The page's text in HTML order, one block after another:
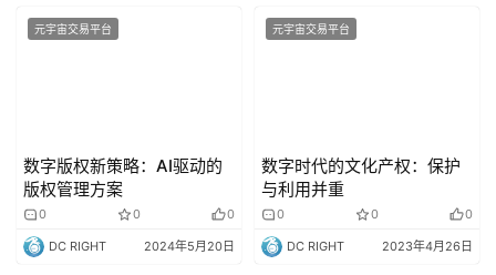
元宇宙交易平台
数字版权新策略：AI驱动的
版权管理方案
0 0 0
DC RIGHT 2024年5月20日
元宇宙交易平台
数字时代的文化产权：保护
与利用并重
0 0 0
DC RIGHT 2023年4月26日